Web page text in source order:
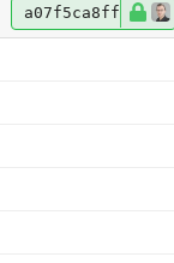
a07f5ca8ff